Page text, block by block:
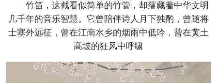
竹笛，这截看似简单的竹管，却蕴藏着中华文明
几千年的音乐智慧。它曾陪伴诗人月下独酌，曾随将
士塞外远征，曾在江南水乡的烟雨中低吟，曾在黄土
高坡的狂风中呼啸